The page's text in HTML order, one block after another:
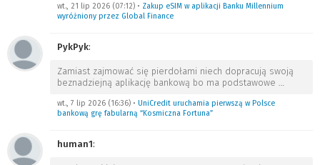
wt., 21 lip 2026 (07:12) • Zakup eSIM w aplikacji Banku Millennium
wyróżniony przez Global Finance
PykPyk:
Zamiast zajmować się pierdołami niech dopracują swoją
beznadziejną aplikację bankową bo ma podstawowe
wt., 7 lip 2026 (16:36) • UniCredit uruchamia pierwszą w Polsce
bankową grę fabularną “Kosmiczna Fortuna”
human1: